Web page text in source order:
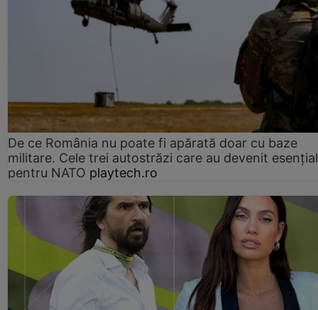
De ce România nu poate fi apărată doar cu baze
militare. Cele trei autostrăzi care au devenit
pentru NATO playtech.ro